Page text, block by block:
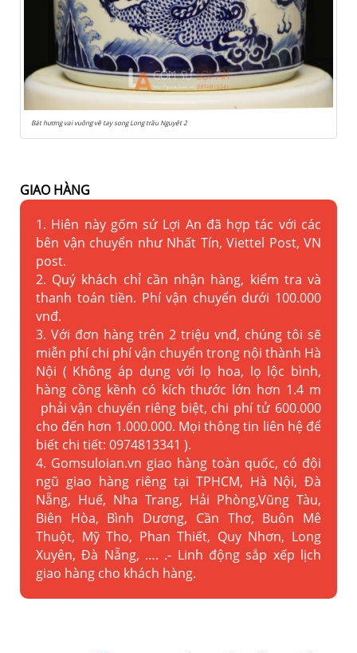
Bát hương vai vuông vẽ tay song Long trầu Nguyệt 2
GIAO HÀNG
1. Hiên này gốm sứ Lợi An đã hợp tác với các
bên vận chuyển như Nhất Tín, Viettel Post, VN
post.
2. Quý khách chỉ cần nhận hàng, kiểm tra và
thanh toán tiền. Phí vận chuyển dưới 100.000
vnđ.
3. Với đơn hàng trên 2 triệu vnđ, chúng tôi sẽ
miễn phí chi phí vận chuyển trong nội thành Hà
Nội ( Không áp dụng với lọ hoa, lọ lộc bình,
hàng cồng kềnh có kích thước lớn hơn 1.4 m
phải vận chuyển riêng biệt, chi phí tử 600.000
cho đến hơn 1.000.000. Mọi thông tin liên hệ để
biết chi tiết: 0974813341 ).
4. Gomsuloian.vn giao hàng toàn quốc, có đội
ngũ giao hàng riêng tại TPHCM, Hà Nội, Đà
Nẵng, Huế, Nha Trang, Hải Phòng,Vũng Tàu,
Biên Hòa, Bình Dương, Cần Thơ, Buôn Mê
Thuột, Mỹ Tho, Phan Thiết, Quy Nhơn, Long
Xuyên, Đà Nẵng, …. .- Linh động sắp xếp lịch
giao hàng cho khách hàng.